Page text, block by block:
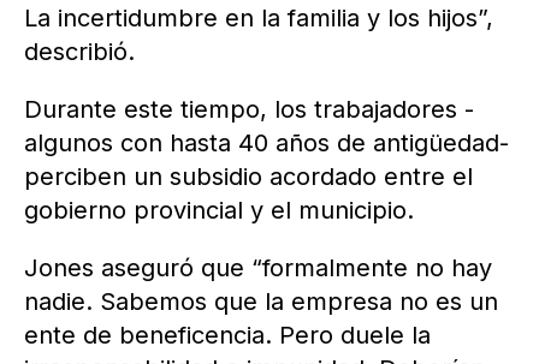
La incertidumbre en la familia y los hijos”,
describió.
Durante este tiempo, los trabajadores -
algunos con hasta 40 años de antigüedad-
perciben un subsidio acordado entre el
gobierno provincial y el municipio.
Jones aseguró que “formalmente no hay
nadie. Sabemos que la empresa no es un
ente de beneficencia. Pero duele la